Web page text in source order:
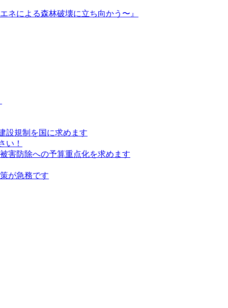
による森林破壊に立ち向かう〜』
設規制を国に求めます
い！
害防除への予算重点化を求めます
が急務です